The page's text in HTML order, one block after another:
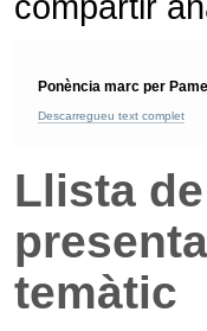
Ponència marc per
Descarregueu text complet
Llista
temàtic